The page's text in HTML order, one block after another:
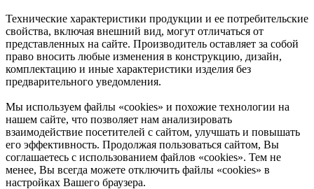
Технические характеристики продукции и ее потребительские
свойства, включая внешний вид, могут отличаться от
представленных на сайте. Производитель оставляет за собой
право вносить любые изменения в конструкцию, дизайн,
комплектацию и иные характеристики изделия без
предварительного уведомления.
Мы используем файлы «cookies» и похожие технологии на
нашем сайте, что позволяет нам анализировать
взаимодействие посетителей с сайтом, улучшать и повышать
его эффективность. Продолжая пользоваться сайтом, Вы
соглашаетесь с использованием файлов «cookies». Тем не
менее, Вы всегда можете отключить файлы «cookies» в
настройках Вашего браузера.